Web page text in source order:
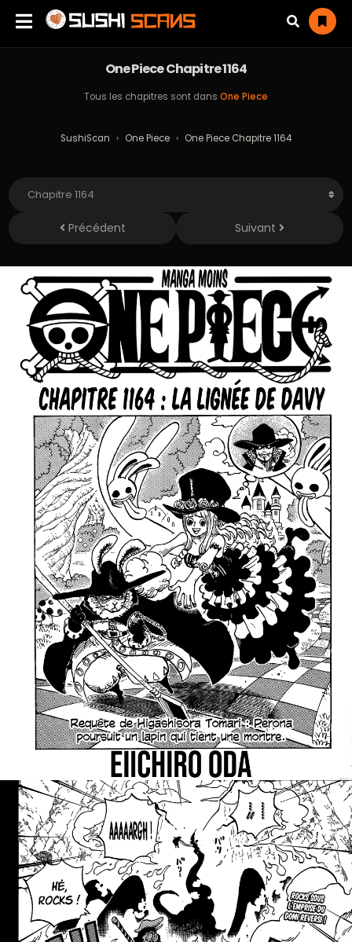
One Piece Chapitre 1164
Tous les chapitres sont dans One Piece
SushiScan › One Piece › One Piece Chapitre 1164
Précédent Suivant